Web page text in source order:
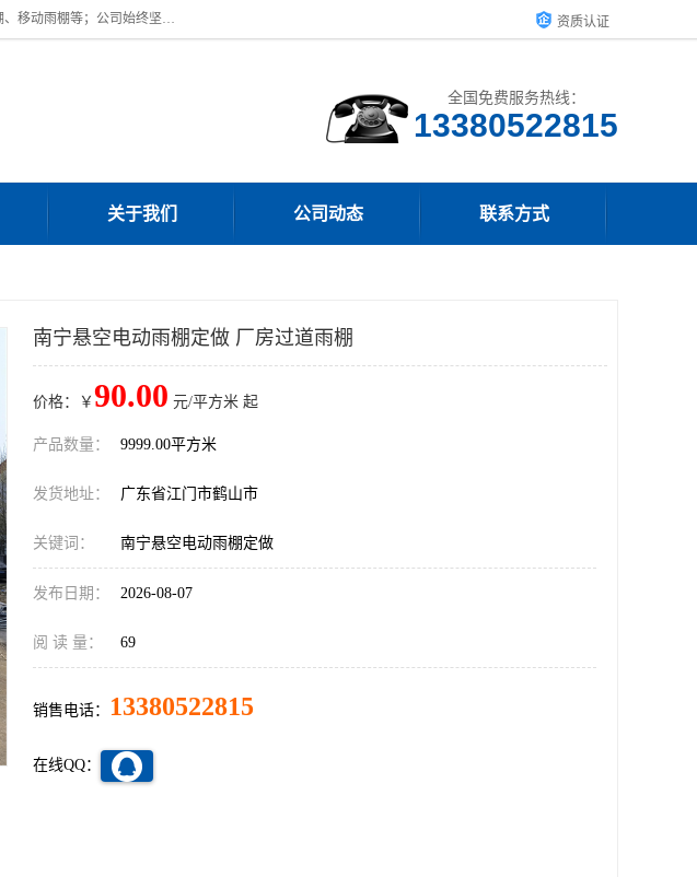
广东鼎新钢结构工程有限公司是一家制作大型电动雨棚厂家;主营：电动推拉雨棚、厂房过道雨棚、电动伸缩雨棚、停车棚、移动雨棚等；公司始终坚持结构创新,品质优越,美观形象,且售后服务好。公司充分吸纳当今休闲用品的前端技术和风格,为您带来质价相宜,时尚典雅的各种户外用品, 资质认证
全国免费服务热线：
13380522815
关于我们 公司动态 联系方式
南宁悬空电动雨棚定做 厂房过道雨棚
价格：￥ 90.00 元/平方米 起
产品数量： 9999.00平方米
发货地址： 广东省江门市鹤山市
关键词： 南宁悬空电动雨棚定做
发布日期： 2026-08-07
阅 读 量： 69
销售电话： 13380522815
在线QQ：